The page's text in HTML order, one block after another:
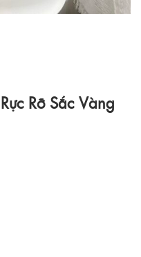
Rỡ Sắc Vàng